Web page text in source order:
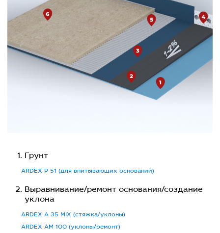
Грунт
ARDEX P 51 (для впитывающих оснований)
Выравнивание/ремонт основания/создание
уклона
ARDEX A 35 MIX (стяжка/уклоны)
ARDEX AM 100 (уклоны/ремонт)